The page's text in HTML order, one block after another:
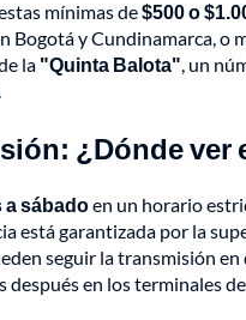
mínimas de$500 o
Bogotá y Cundinamarca, o
la "Quinta Balota", un
¿Dónde ver
a sábadoen un horario
está garantizada por la
seguir la transmisión
en los terminales